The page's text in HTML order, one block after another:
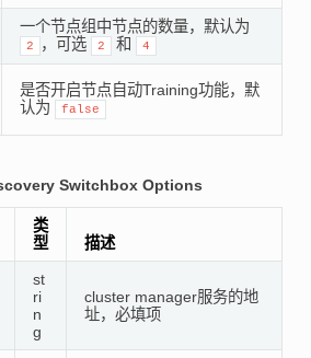
一个节点组中节点的数量，默认为
2 ，可选 2 和 4
是否开启节点自动Training功能，默
认为
false
Switchbox Options
类
型
描述
st
ri
n
g
cluster manager服务的地
址，必填项